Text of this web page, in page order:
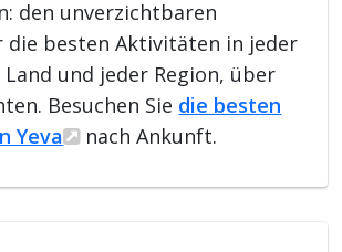
den unverzichtbaren
die besten Aktivitäten in jeder
und jeder Region, über
Besuchen Sie die besten
Yeva
nach Ankunft.